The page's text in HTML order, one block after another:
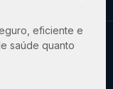
eficiente e
saúde quanto